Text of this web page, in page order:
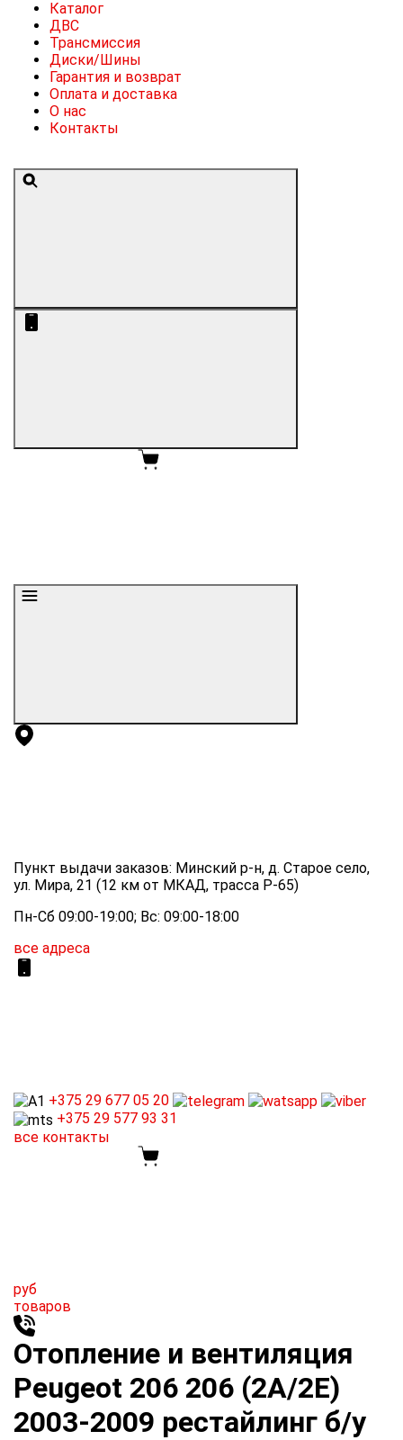
Каталог
ДВС
Трансмиссия
Диски/Шины
Гарантия и возврат
Оплата и доставка
О нас
Контакты
Пункт выдачи заказов: Минский р-н, д. Старое село,
ул. Мира, 21 (12 км от МКАД, трасса P-65)
Пн-Сб 09:00-19:00; Вс: 09:00-18:00
все адреса
+375 29 677 05 20
+375 29 577 93 31
все контакты
руб
товаров
Отопление и вентиляция
Peugeot 206 206 (2A/2E)
2003-2009 рестайлинг б/у